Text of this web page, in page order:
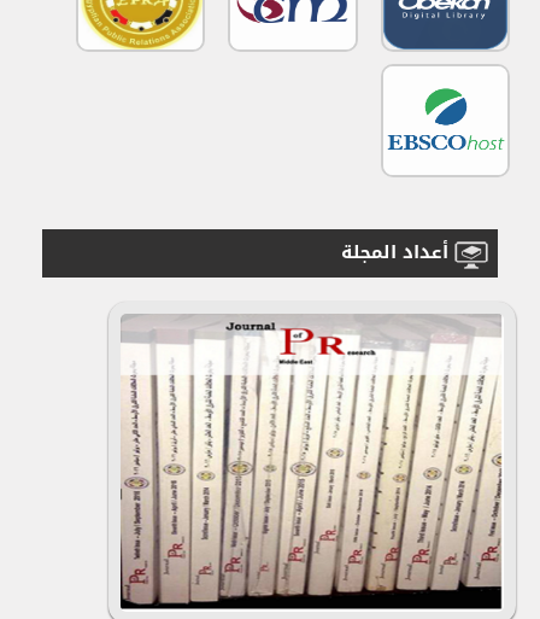
أعداد المجلة